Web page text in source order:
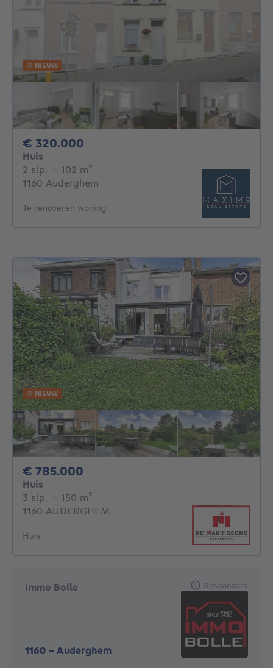
NIEUW
€ 320.000
Huis
2 slp. 2 slaapkamers
· 102 m²
1160 Auderghem
Te renoveren woning
NIEUW
€ 785.000
Huis
3 slp. 3 slaapkamers
· 150 m²
1160 AUDERGHEM
Huis
Immo Bolle
1160 - Auderghem
Gesponsord